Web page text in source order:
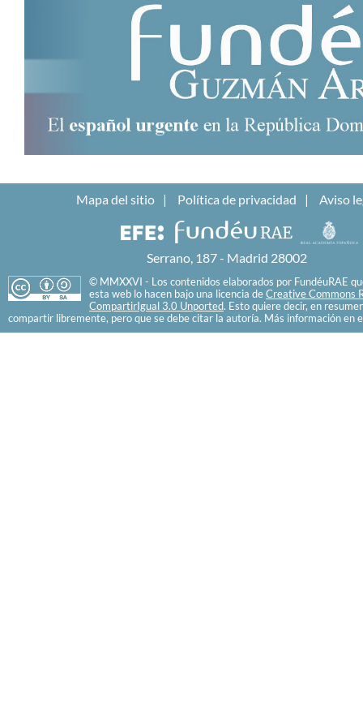
Mapa del sitio Política de privacidad Aviso
Serrano, 187 - Madrid 28002
© MMXXVI - Los contenidos elaborados por FundéuRAE
esta web lo hacen bajo una licencia de Creative Commons
CompartirIgual 3.0 Unported. Esto quiere decir, en
compartir libremente, pero que se debe citar la autoría. Más información en